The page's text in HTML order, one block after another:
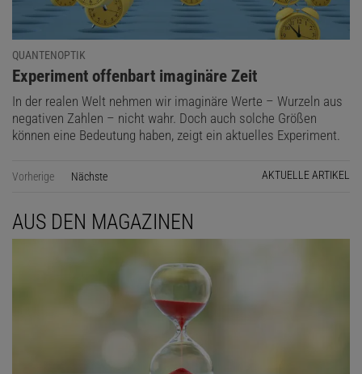
QUANTENOPTIK
:
Experiment offenbart imaginäre Zeit
In der realen Welt nehmen wir imaginäre Werte – Wurzeln aus
negativen Zahlen – nicht wahr. Doch auch solche Größen
können eine Bedeutung haben, zeigt ein aktuelles Experiment.
Vorherige Nächste AKTUELLE ARTIKEL
AUS DEN MAGAZINEN